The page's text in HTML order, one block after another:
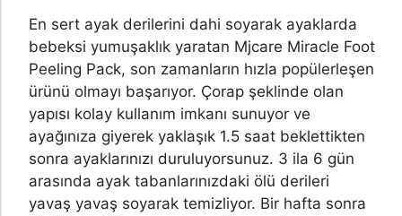
En sert ayak derilerini dahi soyarak ayaklarda
bebeksi yumuşaklık yaratan Mjcare Miracle Foot
Peeling Pack, son zamanların hızla popülerleşen
ürünü olmayı başarıyor. Çorap şeklinde olan
yapısı kolay kullanım imkanı sunuyor ve
ayağınıza giyerek yaklaşık 1.5 saat beklettikten
sonra ayaklarınızı duruluyorsunuz. 3 ila 6 gün
arasında ayak tabanlarınızdaki ölü derileri
yavaş yavaş soyarak temizliyor. Bir hafta sonra